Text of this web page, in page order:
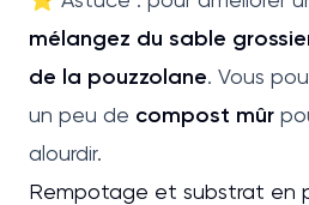
mélangez du sable
de la pouzzolane. Vous
un peu de compost mûr
alourdir.
Rempotage et substrat en